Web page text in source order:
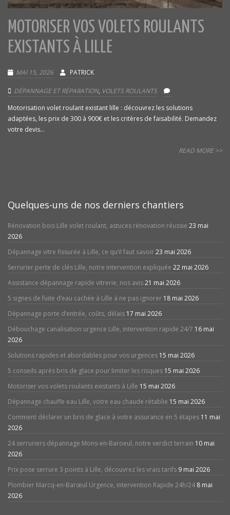
MOTORISER VOS VOLETS ROULANTS
EXISTANTS À LILLE
MAI 15, 2026 PATRICK
DÉPANNAGE ET RÉPARATION, VOLETS ROULANTS
Motorisation volet roulant existant lille : découvrez les solutions
adaptées, les prix de 300 à 900€ et les critères de faisabilité. Demandez
votre devis...
READ MORE >>
Quelques-uns de nos derniers chantiers
Rénovation bois Lille volet roulant, astuces rénovation réussie 23 mai
2026
Dépannage vitre fissurée à Lille, ce qu’il faut savoir23 mai 2026
Serrurier perte de clés Lille, notre intervention expliquée 22 mai 2026
Assistance dépannage rapide vitrerie, nos avis21 mai 2026
5 signes de fuite d’eau cachée à Lille à ne pas ignorer 18 mai 2026
Dépannage porte d’entrée, coûts, délais 17 mai 2026
Débouchage canalisation urgence Lille, intervention rapide 24/7 16 mai
2026
Solutions rapides et abordables pour vos urgences 15 mai 2026
5 conseils après bris de glace pour limiter les risques 15 mai 2026
Motoriser vos volets roulants existants à Lille 15 mai 2026
Dépannage chauffe eau Lille, votre eau chaude rétablie 15 mai 2026
Comment déclarer un bris de glace à votre assurance en 5 étapes 11 mai
2026
24 serruriers dépannage Mons-en-Baroeul, notre verdict terrain 10 mai
2026
Prix pose serrure 3 points à Lille, découvrez les vrais tarifs 9 mai 2026
Plombier Marcq-en-Barœul Urgence, intervention Rapide 24h/24 8 mai
2026